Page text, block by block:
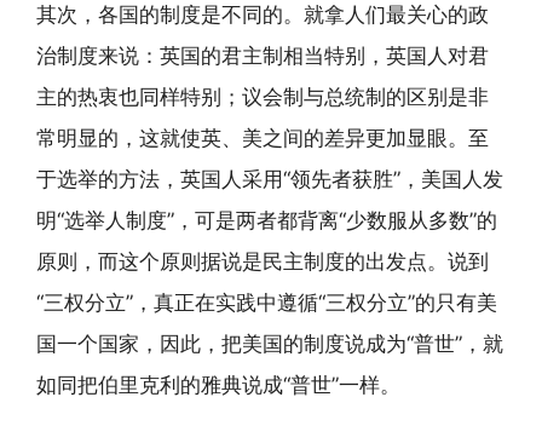
其次，各国的制度是不同的。就拿人们最关心的政
治制度来说：英国的君主制相当特别，英国人对君
主的热衷也同样特别；议会制与总统制的区别是非
常明显的，这就使英、美之间的差异更加显眼。至
于选举的方法，英国人采用“领先者获胜”，美国人发
明“选举人制度”，可是两者都背离“少数服从多数”的
原则，而这个原则据说是民主制度的出发点。说到
“三权分立”，真正在实践中遵循“三权分立”的只有美
国一个国家，因此，把美国的制度说成为“普世”，就
如同把伯里克利的雅典说成“普世”一样。